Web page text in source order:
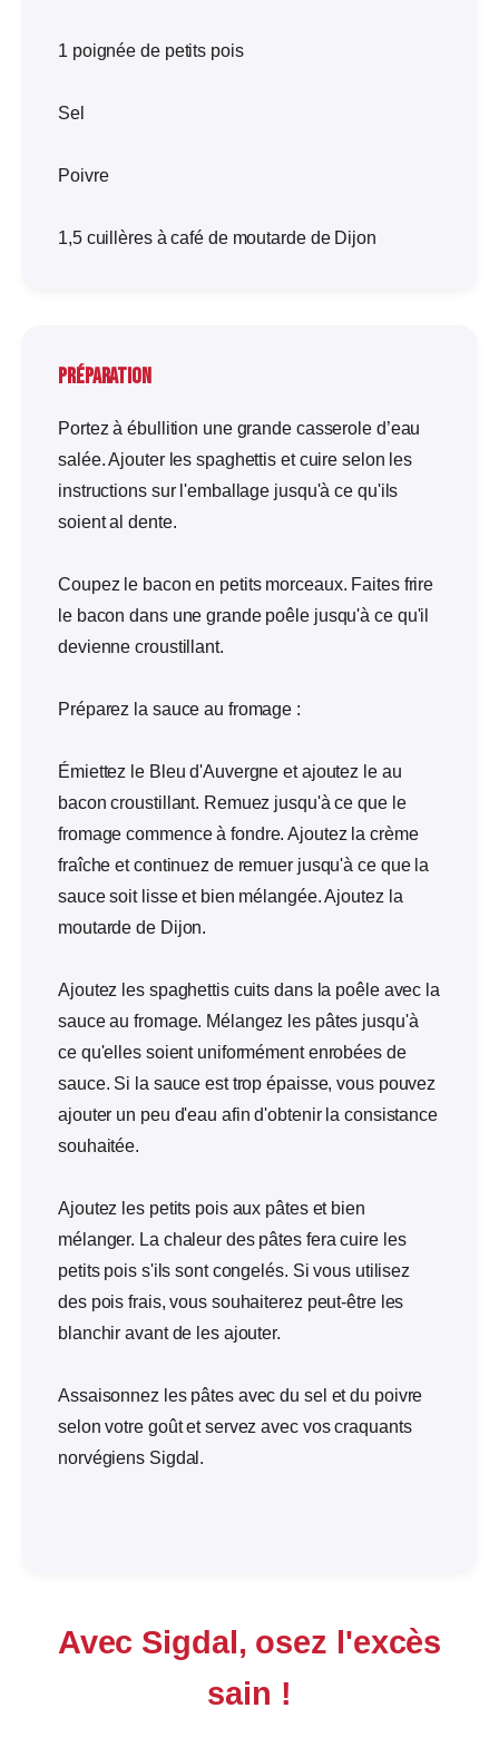
1 poignée de petits pois
Sel
Poivre
1,5 cuillères à café de moutarde de Dijon
Préparation
Portez à ébullition une grande casserole d’eau
salée. Ajouter les spaghettis et cuire selon les
instructions sur l'emballage jusqu'à ce qu'ils
soient al dente.
Coupez le bacon en petits morceaux. Faites frire
le bacon dans une grande poêle jusqu'à ce qu'il
devienne croustillant.
Préparez la sauce au fromage :
Émiettez le Bleu d'Auvergne et ajoutez le au
bacon croustillant. Remuez jusqu'à ce que le
fromage commence à fondre. Ajoutez la crème
fraîche et continuez de remuer jusqu'à ce que la
sauce soit lisse et bien mélangée. Ajoutez la
moutarde de Dijon.
Ajoutez les spaghettis cuits dans la poêle avec la
sauce au fromage. Mélangez les pâtes jusqu'à
ce qu'elles soient uniformément enrobées de
sauce. Si la sauce est trop épaisse, vous pouvez
ajouter un peu d'eau afin d'obtenir la consistance
souhaitée.
Ajoutez les petits pois aux pâtes et bien
mélanger. La chaleur des pâtes fera cuire les
petits pois s'ils sont congelés. Si vous utilisez
des pois frais, vous souhaiterez peut-être les
blanchir avant de les ajouter.
Assaisonnez les pâtes avec du sel et du poivre
selon votre goût et servez avec vos craquants
norvégiens Sigdal.
Avec Sigdal, osez l'excès
sain !